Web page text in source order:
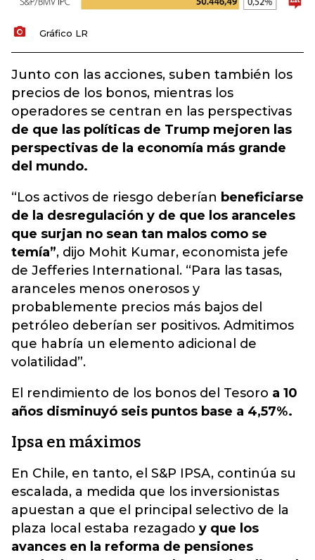
Gráfico LR
Junto con las acciones, suben también los
precios de los bonos, mientras los
operadores se centran en las perspectivas
de que las políticas de Trump mejoren las
perspectivas de la economía más grande
del mundo.
“Los activos de riesgo deberían beneficiarse
de la desregulación y de que los aranceles
que surjan no sean tan malos como se
temía”, dijo Mohit Kumar, economista jefe
de Jefferies International. “Para las tasas,
aranceles menos onerosos y
probablemente precios más bajos del
petróleo deberían ser positivos. Admitimos
que habría un elemento adicional de
volatilidad”.
El rendimiento de los bonos del Tesoro a 10
años disminuyó seis puntos base a 4,57%.
Ipsa en máximos
En Chile, en tanto, el S&P IPSA, continúa su
escalada, a medida que los inversionistas
apuestan a que el principal selectivo de la
plaza local estaba rezagado y que los
avances en la reforma de pensiones